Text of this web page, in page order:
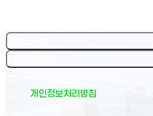
2011년 6월 1일(수) ~ 6월 24일(금) 오후 3시까지 ◆ 신청방법 - 아이빛연구소 홈페이지
이동 → 온라인 멘토 지원 클릭 → 지원서 작성 후 등록 ◆ 선발방법 - 1차
일자 유선 통보 ◆ 한일캠프 홈페이지 www.jkcamp.org ◆ 문의 - 아이빛연구소㈜ 교육
1팀 02)2113-8053
개인정보처리방침